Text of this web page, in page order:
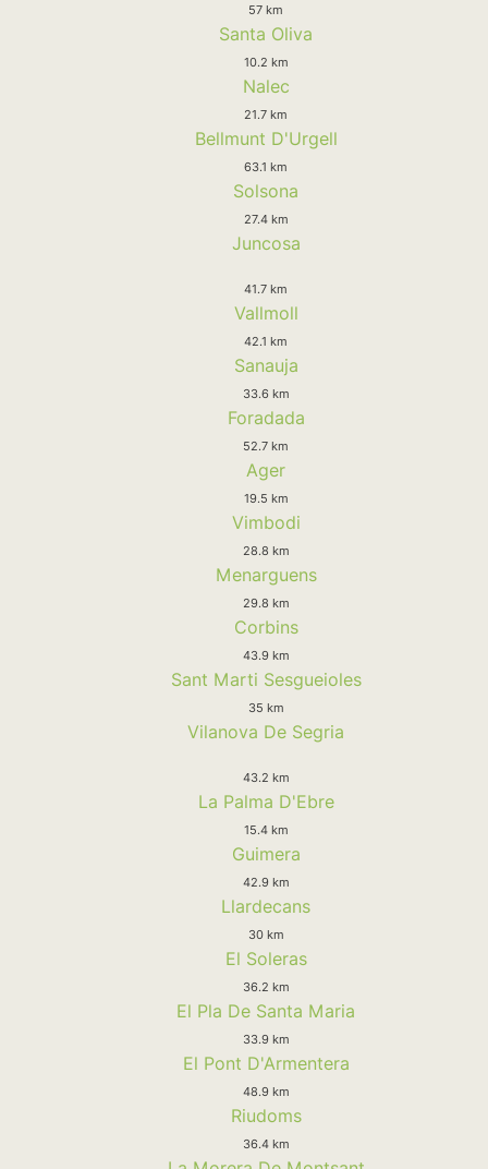
57 km
Santa Oliva
10.2 km
Nalec
21.7 km
Bellmunt D'Urgell
63.1 km
Solsona
27.4 km
Juncosa
41.7 km
Vallmoll
42.1 km
Sanauja
33.6 km
Foradada
52.7 km
Ager
19.5 km
Vimbodi
28.8 km
Menarguens
29.8 km
Corbins
43.9 km
Sant Marti Sesgueioles
35 km
Vilanova De Segria
43.2 km
La Palma D'Ebre
15.4 km
Guimera
42.9 km
Llardecans
30 km
El Soleras
36.2 km
El Pla De Santa Maria
33.9 km
El Pont D'Armentera
48.9 km
Riudoms
36.4 km